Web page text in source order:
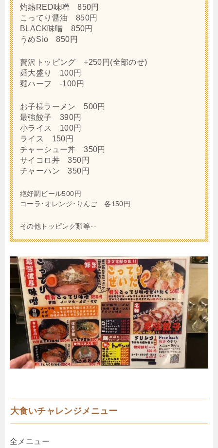
灼熱RED味噌 850円
こってり醤油 850円
BLACK味噌 850円
うめSio 850円
贅沢トッピング +250円(全部のせ)
麺大盛り 100円
麺ハーフ -100円
お子様ラーメン 500円
最強餃子 390円
小ライス 100円
ライス 150円
チャーシュー丼 350円
サイコロ丼 350円
チャーハン 350円
絶好調ビール500円
コーラ･オレンジ･りんご 各150円
その他トッピング類等‥
大食いチャレンジメニュー
全メニュー